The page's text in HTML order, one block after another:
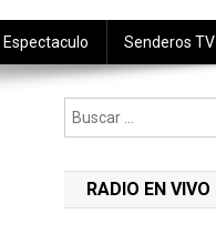
Espectaculo Senderos TV
RADIO EN VIVO